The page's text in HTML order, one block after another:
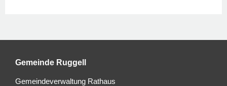
Gemeinde Ruggell
Gemeindeverwaltung Rathaus